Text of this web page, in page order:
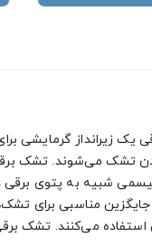
یک زیرانداز گرمایشی
تشک می‌شوند. تشک
شبیه به پتوی برقی
مناسبی برای
استفاده می‌کنند. تشک